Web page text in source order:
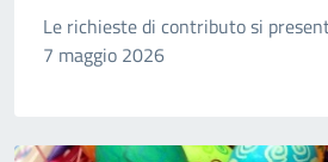
Le richieste di contributo si
7 maggio 2026